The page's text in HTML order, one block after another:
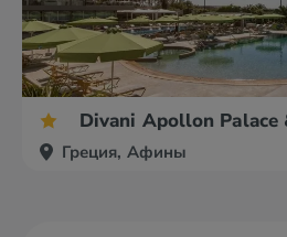
Divani Apollon Palace
Греция, Афины